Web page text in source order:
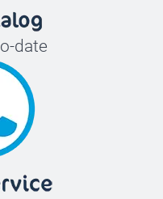
date